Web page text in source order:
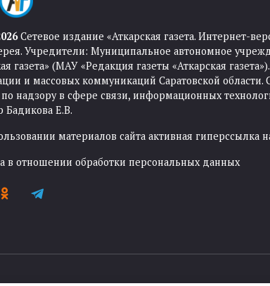
Сетевое издание «Аткарская газета. Интернет-
Учредители: Муниципальное автономное
газета» (МАУ «Редакция газеты «Аткарская
и массовых коммуникаций Саратовской
надзору в сфере связи, информационных
Бадикова Е.В.
материалов сайта активная гиперссылка
в отношении обработки персональных данных